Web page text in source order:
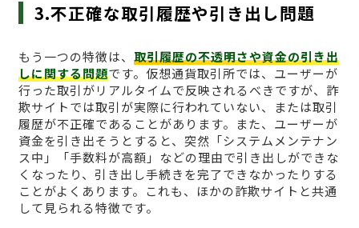
3.不正確な取引履歴や引き出し問題
もう一つの特徴は、 取引履歴の不透明さや資金の引き出
しに関する問題です。仮想通貨取引所では、ユーザーが
行った取引がリアルタイムで反映されるべきですが、詐
欺サイトでは取引が実際に行われていない、または取引
履歴が不正確であることがあります。また、ユーザーが
資金を引き出そうとすると、突然「システムメンテナン
ス中」「手数料が高額」などの理由で引き出しができな
くなったり、引き出し手続きを完了できなかったりする
ことがよくあります。これも、ほかの詐欺サイトと共通
して見られる特徴です。